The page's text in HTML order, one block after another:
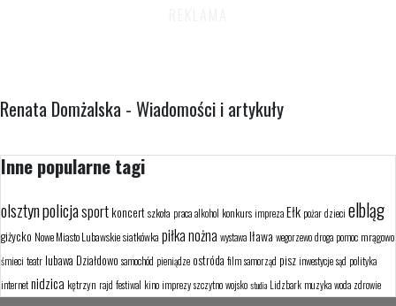
Renata Domżalska - Wiadomości i artykuły
Inne popularne tagi
olsztynpolicjasport koncertszkoła pracaalkohol konkurs imprezaEłk pożardzieci elbląg
giżycko Nowe Miasto Lubawskiesiatkówka piłka nożna wystawaIława wegorzewodroga pomoc mrągowo
śmieci teatr lubawa Działdowo samochód pieniądze ostróda filmsamorząd pisz inwestycjesąd polityka
internetnidzica kętrzyn rajd festiwal kino imprezyszczytnowojsko studia Lidzbark muzykawoda zdrowie